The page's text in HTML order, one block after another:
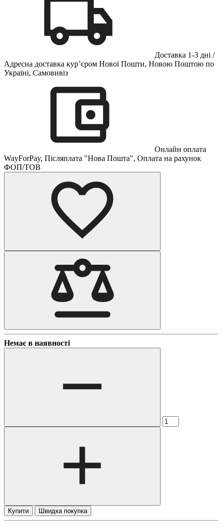
Доставка 1-3 дні /
Адресна доставка кур’єром Нової Пошти, Новою Поштою по
Україні, Самовивіз
Онлайн оплата
WayForPay, Післяплата "Нова Пошта", Оплата на рахунок
ФОП/ТОВ
Немає в наявності
Купити Швидка покупка